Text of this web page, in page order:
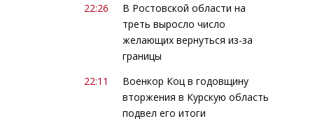
22:26
В Ростовской области на
треть выросло число
желающих вернуться из-за
границы
22:11
Военкор Коц в годовщину
вторжения в Курскую область
подвел его итоги